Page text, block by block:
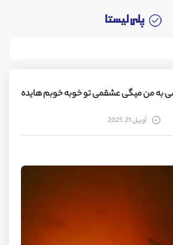
به من میگی عشقمی تو خوبه خوبم هایده
آوریل 21, 2025